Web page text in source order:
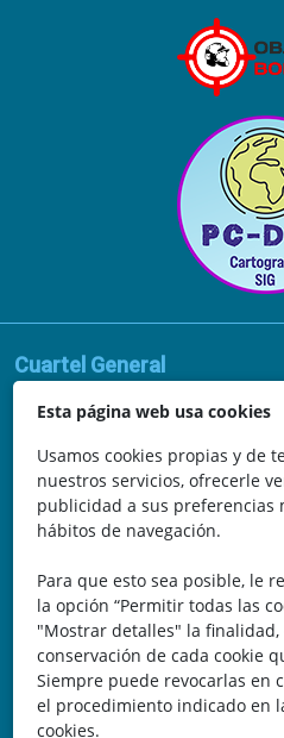
Esta página web usa cookies
Usamos cookies propias y de
nuestros servicios, ofrecerle
publicidad a sus preferencias
hábitos de navegación.
Para que esto sea posible, le
la opción “Permitir todas las
"Mostrar detalles" la
conservación de cada cookie
Siempre puede revocarlas en
el procedimiento indicado en
cookies.
Cuartel General
Avda. de la Vega, 62
N.I.F.: 44252675-P
Belicena, Granada
España
Teléfono: 646 672 931
Email:
Trayectoria